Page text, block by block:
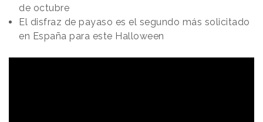
de octubre
El disfraz de payaso es el segundo más solicitado
en España para este Halloween